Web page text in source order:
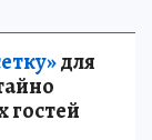
для
гостей